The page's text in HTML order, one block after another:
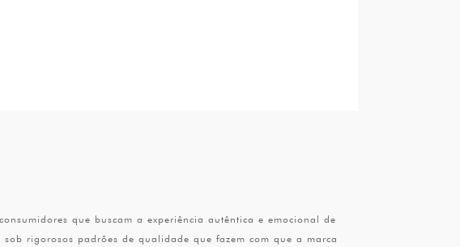
que buscam a experiência autêntica e emocional de
rigorosos padrões de qualidade que fazem com que a marca